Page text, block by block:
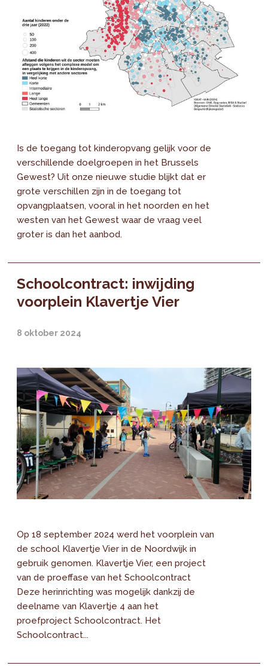
Is de toegang tot kinderopvang gelijk voor de
verschillende doelgroepen in het Brussels
Gewest? Uit onze nieuwe studie blijkt dat er
grote verschillen zijn in de toegang tot
opvangplaatsen, vooral in het noorden en het
westen van het Gewest waar de vraag veel
groter is dan het aanbod.
Schoolcontract: inwijding
voorplein Klavertje Vier
8 oktober 2024
Op 18 september 2024 werd het voorplein van
de school Klavertje Vier in de Noordwijk in
gebruik genomen. Klavertje Vier, een project
van de proeffase van het Schoolcontract
Deze herinrichting was mogelijk dankzij de
deelname van Klavertje 4 aan het
proefproject Schoolcontract. Het
Schoolcontract...